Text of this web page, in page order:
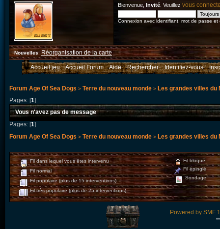
Bienvenue, Invité . Veuillez vous
Connexion avec identifiant, mot de passe et
Nouvelles: Réorganisation de la carte
Accueil jeu::Accueil Forum::Aide::Rechercher::Identifiez-vous::
Forum Age Of Sea Dogs > Terre du nouveau monde > Les grandes villes du
Pages: [1]
Vous n'avez pas de message
Pages: [1]
Forum Age Of Sea Dogs > Terre du nouveau monde > Les grandes villes du
Fil dans lequel vous êtes intervenu
Fil normal
Fil populaire (plus de 15 interventions)
Fil très populaire (plus de 25 interventions)
Fil bloqué
Fil épinglé
Sondage
Powered by SMF